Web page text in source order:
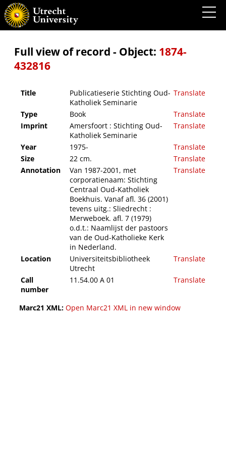
Publicatieserie Stichting Oud-Katholiek Seminarie
Full view of record - Object: 1874-
432816
Title
Publicatieserie Stichting Oud-
Katholiek Seminarie
Translate
Type Book
Translate
Imprint
Amersfoort : Stichting Oud-
Katholiek Seminarie
Translate
Year 1975-
Translate
Size
22 cm.
Translate
Annotation
Van 1987-2001, met
corporatienaam: Stichting
Centraal Oud-Katholiek
Boekhuis. Vanaf afl. 36 (2001)
tevens uitg.: Sliedrecht :
Merweboek. afl. 7 (1979)
o.d.t.: Naamlijst der pastoors
van de Oud-Katholieke Kerk
in Nederland.
Translate
Location
Universiteitsbibliotheek
Utrecht
Translate
Call
number
11.54.00 A 01 Translate
Marc21 XML: Open Marc21 XML in new window